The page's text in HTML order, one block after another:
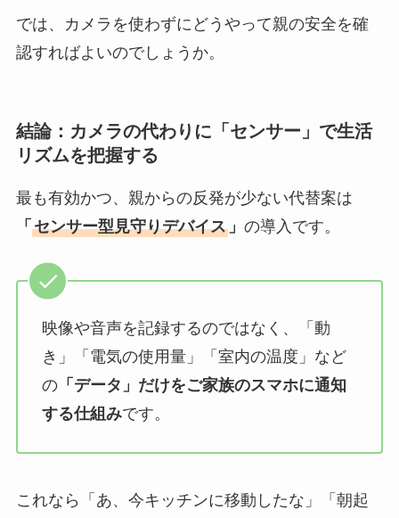
では、カメラを使わずにどうやって親の安全を確
認すればよいのでしょうか。
結論：カメラの代わりに「センサー」で生活
リズムを把握する
最も有効かつ、親からの反発が少ない代替案は
「 センサー型見守りデバイス」 の導入です。
映像や音声を記録するのではなく、「動
き」「電気の使用量」「室内の温度」など
の「データ」だけをご家族のスマホに通知
する仕組みです。
これなら「あ、今キッチンに移動したな」「朝起